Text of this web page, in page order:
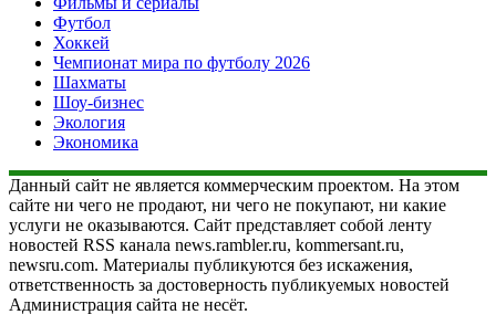
Футбол
Хоккей
Чемпионат мира по футболу 2026
Шахматы
Шоу-бизнес
Экология
Экономика
Данный сайт не является коммерческим проектом. На этом
сайте ни чего не продают, ни чего не покупают, ни какие
услуги не оказываются. Сайт представляет собой ленту
новостей RSS канала news.rambler.ru, kommersant.ru,
newsru.com. Материалы публикуются без искажения,
ответственность за достоверность публикуемых новостей
Администрация сайта не несёт.